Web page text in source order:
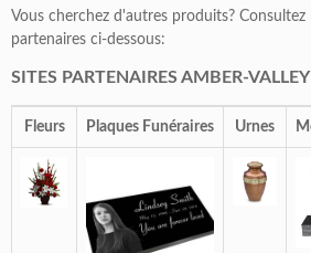
Vous cherchez d'autres produits? Consultez
partenaires ci-dessous:
SITES PARTENAIRES AMBER-VALLEY
Fleurs Plaques Funéraires Urnes